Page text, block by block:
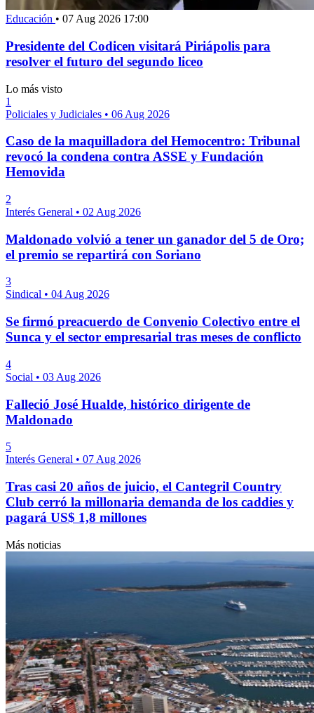
Educación • 07 Aug 2026 17:00
Presidente del Codicen visitará Piriápolis para
resolver el futuro del segundo liceo
Lo más visto
1
Policiales y Judiciales • 06 Aug 2026
Caso de la maquilladora del Hemocentro: Tribunal
revocó la condena contra ASSE y Fundación
Hemovida
2
Interés General • 02 Aug 2026
Maldonado volvió a tener un ganador del 5 de Oro;
el premio se repartirá con Soriano
3
Sindical • 04 Aug 2026
Se firmó preacuerdo de Convenio Colectivo entre el
Sunca y el sector empresarial tras meses de conflicto
4
Social • 03 Aug 2026
Falleció José Hualde, histórico dirigente de
Maldonado
5
Interés General • 07 Aug 2026
Tras casi 20 años de juicio, el Cantegril Country
Club cerró la millonaria demanda de los caddies y
pagará US$ 1,8 millones
Más noticias